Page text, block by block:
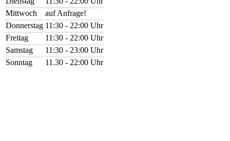
Mittwoch
auf Anfrage!
Donnerstag 11:30 - 22:00 Uhr
Freitag
11:30 - 22:00 Uhr
Samstag
11:30 - 23:00 Uhr
Sonntag
11.30 - 22:00 Uhr